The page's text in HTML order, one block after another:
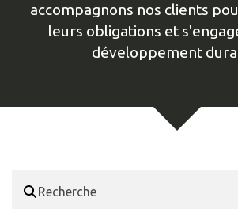
accompagnons nos clients
leurs obligations et
développement